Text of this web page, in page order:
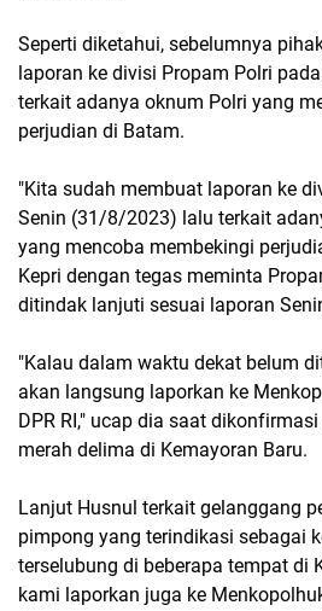
Seperti diketahui, sebelumnya
laporan ke divisi Propam Polri
terkait adanya oknum Polri yang
perjudian di Batam.
"Kita sudah membuat laporan ke
Senin (31/8/2023) lalu terkait
yang mencoba membekingi
Kepri dengan tegas meminta
ditindak lanjuti sesuai laporan
"Kalau dalam waktu dekat belum
akan langsung laporkan ke
DPR RI," ucap dia saat
merah delima di Kemayoran Baru.
Lanjut Husnul terkait gelanggang
pimpong yang terindikasi sebagai
terselubung di beberapa tempat di
kami laporkan juga ke